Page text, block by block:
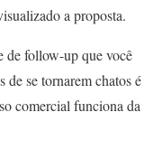
a proposta.
de follow-up que você
de se tornarem chatos é
comercial funciona da